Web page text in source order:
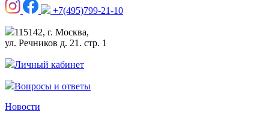
+7(495)799-21-10
115142, г. Москва,
ул. Речников д. 21. стр. 1
Личный кабинет
Вопросы и ответы
Новости